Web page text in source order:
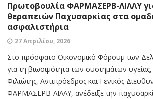
Πρωτοβουλία ΦΑΡΜΑΣΕΡΒ-ΛΙΛΛΥ
θεραπειών Παχυσαρκίας στα
ασφαλιστήρια
27 Απριλίου, 2026
Στο πρόσφατο Οικονομικό Φόρουμ των
για τη βιωσιμότητα των συστημάτων
Φιλιώτης, Αντιπρόεδρος και Γενικός
ΦΑΡΜΑΣΕΡΒ-ΛΙΛΛΥ, ανέδειξε την